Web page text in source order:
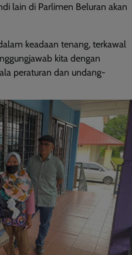
lain di Parlimen Beluran akan
keadaan tenang, terkawal
kita dengan
peraturan dan undang-